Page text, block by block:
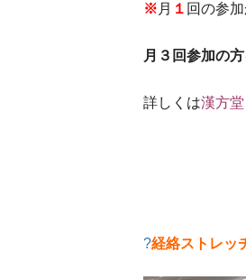
※ 月 １ 回の参
月３回参加の
詳しくは漢方堂
?経絡ストレッ